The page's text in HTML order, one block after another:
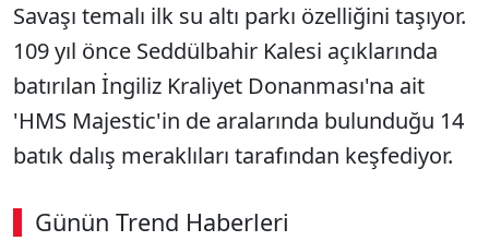
Savaşı temalı ilk su altı parkı özelliğini taşıyor.
109 yıl önce Seddülbahir Kalesi açıklarında
batırılan İngiliz Kraliyet Donanması'na ait
'HMS Majestic'in de aralarında bulunduğu 14
batık dalış meraklıları tarafından keşfediyor.
Günün Trend Haberleri